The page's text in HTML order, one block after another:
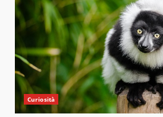
Curiosità